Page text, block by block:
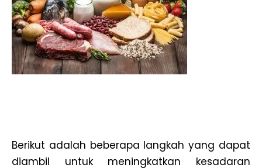
Berikut adalah beberapa langkah yang dapat
diambil untuk meningkatkan kesadaran